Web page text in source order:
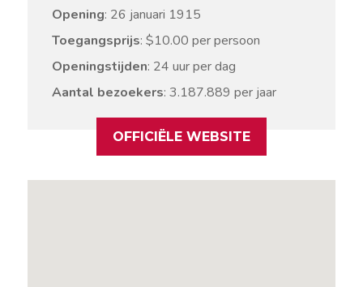
Opening: 26 januari 1915
Toegangsprijs: $10.00 per persoon
Openingstijden: 24 uur per dag
Aantal bezoekers: 3.187.889 per jaar
OFFICIËLE WEBSITE